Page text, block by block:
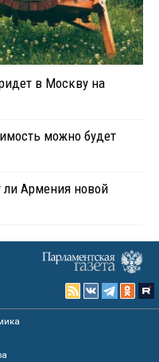
в Москву на
можно будет
ли Армения новой